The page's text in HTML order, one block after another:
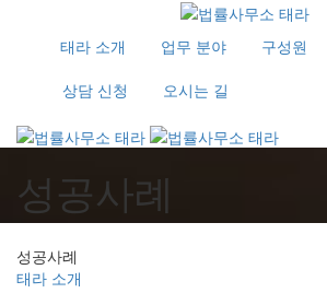
태라 소개 업무 분야 구성원
상담 신청
오시는 길
성공사례
성공사례
태라 소개